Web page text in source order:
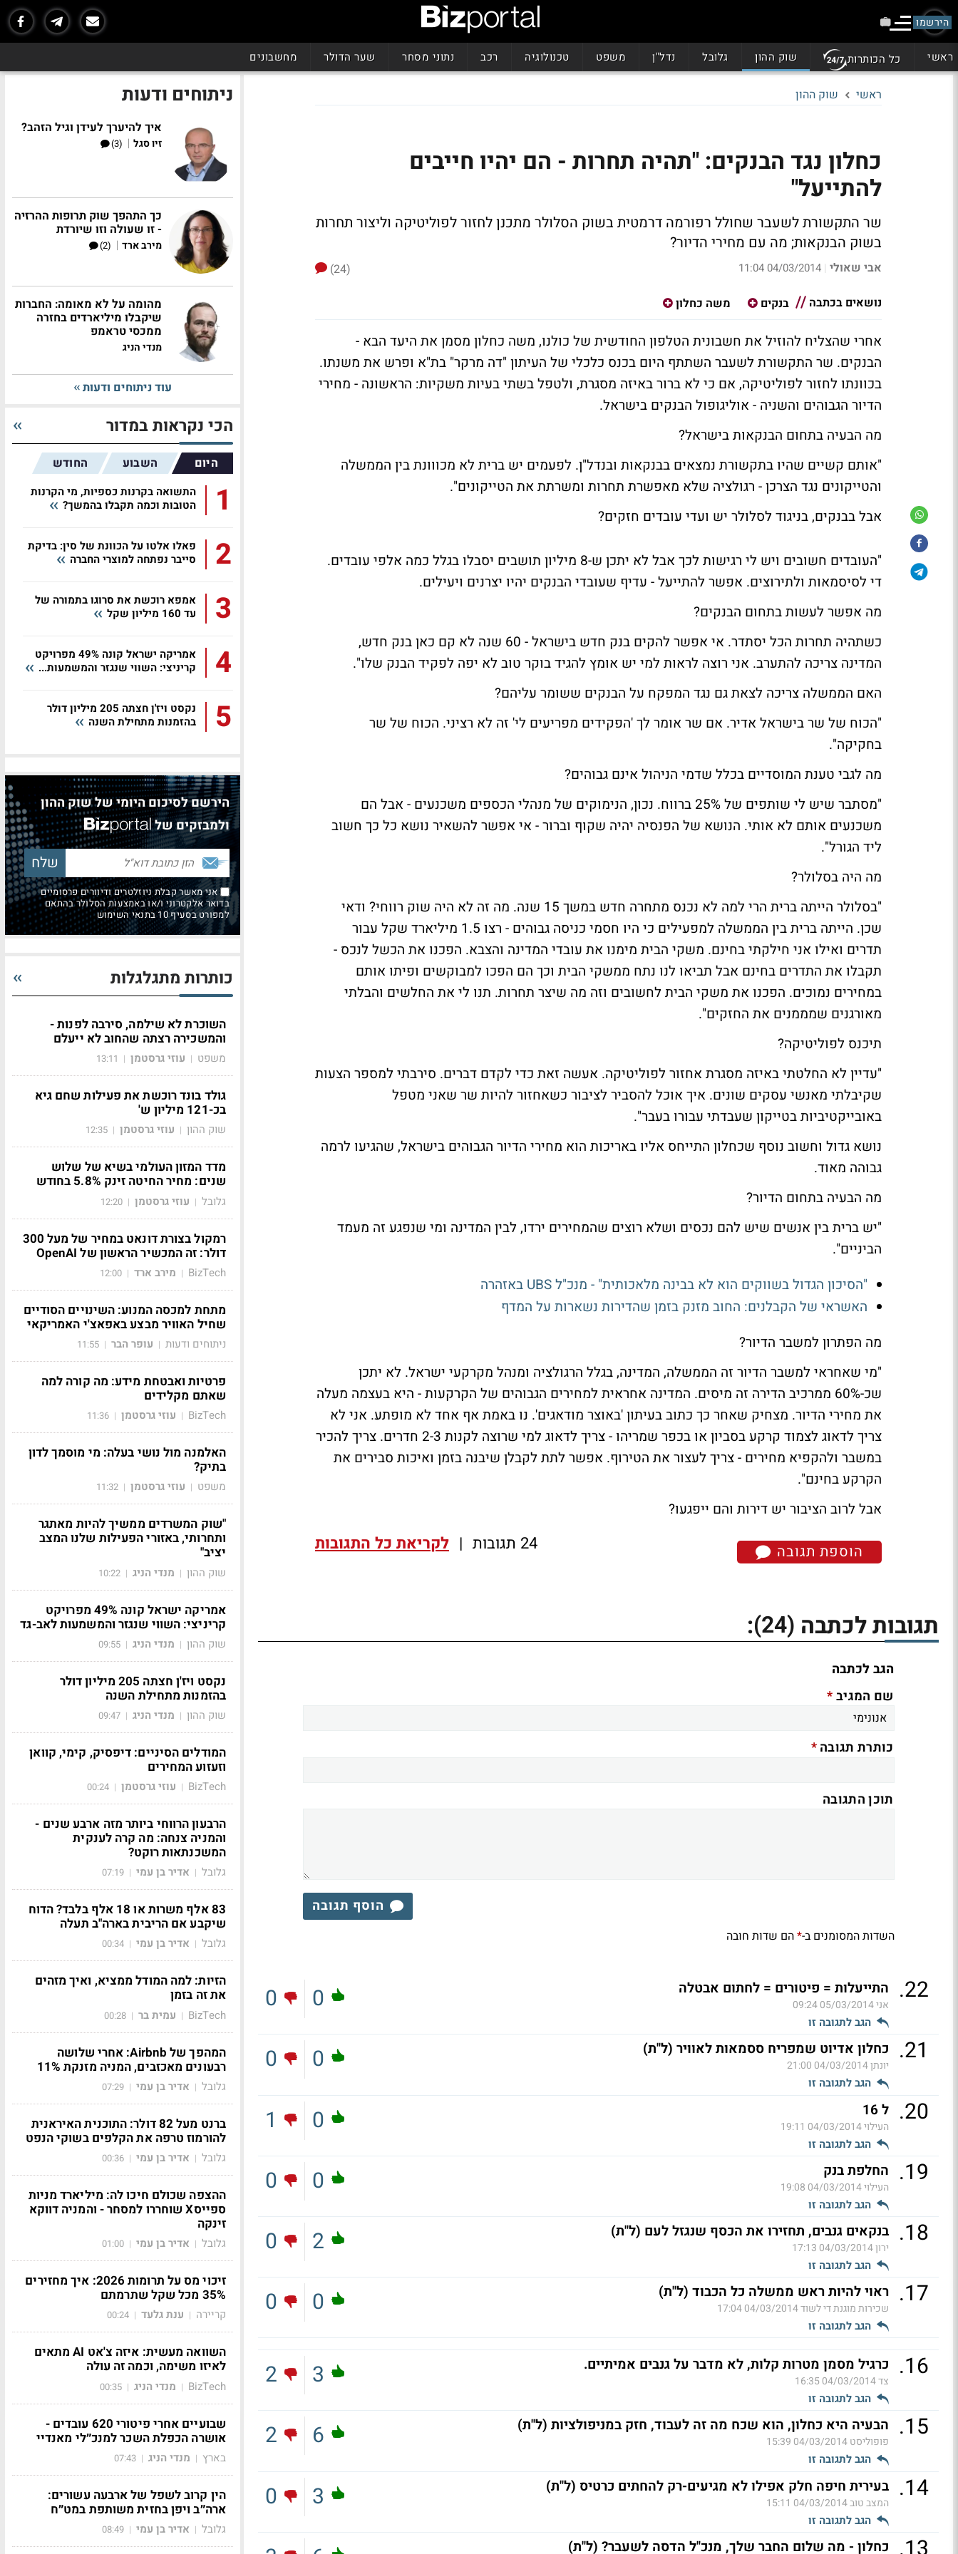
הירשמו
ראשי כל הכותרות שוק ההון גלובל נדל"ן משפט טכנולוגיה רכב נתוני מסחר שער הדולר מחשבונים
ראשי שוק ההון
כחלון נגד הבנקים: "תהיה תחרות - הם יהיו חייבים
להתייעל"
שר התקשורת לשעבר שחולל רפורמה דרמטית בשוק הסלולר מתכנן לחזור לפוליטיקה וליצור תחרות
בשוק הבנקאות; מה עם מחירי הדיור?
אבי שאולי |
04/03/2014 11:04
(24)
נושאים בכתבה
בנקים משה כחלון
אחרי שהצליח להוזיל את חשבונית הטלפון החודשית של כולנו, משה כחלון מסמן את היעד הבא -
הבנקים. שר התקשורת לשעבר השתתף היום בכנס כלכלי של העיתון "דה מרקר" בת"א ופרש את משנתו.
בכוונתו לחזור לפוליטיקה, אם כי לא ברור באיזה מסגרת, ולטפל בשתי בעיות משקיות: הראשונה - מחירי
הדיור הגבוהים והשניה - אוליגופול הבנקים בישראל.
מה הבעיה בתחום הבנקאות בישראל?
"אותם קשיים שהיו בתקשורת נמצאים בבנקאות ובנדל"ן. לפעמים יש ברית לא מכווונת בין הממשלה
והטייקונים נגד הצרכן - רגולציה שלא מאפשרת תחרות ומשרתת את הטייקונים".
אבל בבנקים, בניגוד לסלולר יש ועדי עובדים חזקים?
"העובדים חשובים ויש לי רגישות לכך אבל לא יתכן ש-8 מיליון תושבים יסבלו בגלל כמה אלפי עובדים.
די לסיסמאות ולתירוצים. אפשר להתייעל - עדיף שעובדי הבנקים יהיו יצרנים ויעילים.
מה אפשר לעשות בתחום הבנקים?
כשתהיה תחרות הכל יסתדר. אי אפשר להקים בנק חדש בישראל - 60 שנה לא קם כאן בנק חדש,
המדינה צריכה להתערב. אני רוצה לראות למי יש אומץ להגיד בוקר טוב לא יפה לפקיד הבנק שלו".
האם הממשלה צריכה לצאת גם נגד המפקח על הבנקים ששומר עליהם?
"הכוח של שר בישראל אדיר. אם שר אומר לך 'הפקידים מפריעים לי' זה לא רציני. הכוח של שר
בחקיקה".
מה לגבי טענת המוסדיים בכלל שדמי הניהול אינם גבוהים?
"מסתבר שיש לי שותפים של 25% ברווח. נכון, הנימוקים של מנהלי הכספים משכנעים - אבל הם
משכנעים אותם לא אותי. הנושא של הפנסיה יהיה שקוף וברור - אי אפשר להשאיר נושא כל כך חשוב
ליד הגורל".
מה היה בסלולר?
"בסלולר הייתה ברית הרי למה לא נכנס מתחרה חדש במשך 15 שנה. מה זה לא היה שוק רווחי? ודאי
שכן. הייתה ברית בין הממשלה למפעילים כי היו חסמי כניסה גבוהים - רצו 1.5 מיליארד שקל עבור
תדרים ואילו אני חילקתי בחינם. משקי הבית מימנו את עובדי המדינה והצבא. הפכנו את הכשל לנכס -
תקבלו את התדרים בחינם אבל תביאו לנו נתח ממשקי הבית וכך הם הפכו למבוקשים ופיתו אותם
במחירים נמוכים. הפכנו את משקי הבית לחשובים וזה מה שיצר תחרות. תנו לי את החלשים והבלתי
מאורגנים שמממנים את החזקים".
תיכנס לפוליטיקה?
"עדיין לא החלטתי באיזה מסגרת אחזור לפוליטיקה. אעשה זאת כדי לקדם דברים. סירבתי למספר הצעות
שקיבלתי מאנשי עסקים שונים. איך אוכל להסביר לציבור כשאחזור להיות שר שאני מטפל
באובייקטיביות בטייקון שעבדתי עבורו בעבר".
נושא גדול וחשוב נוסף שכחלון התייחס אליו באריכות הוא מחירי הדיור הגבוהים בישראל, שהגיעו לרמה
גבוהה מאוד.
מה הבעיה בתחום הדיור?
"יש ברית בין אנשים שיש להם נכסים ושלא רוצים שהמחירים ירדו, לבין המדינה ומי שנפגע זה מעמד
הביניים".
"הסיכון הגדול בשווקים הוא לא בבינה מלאכותית" - מנכ"ל UBS באזהרה
האשראי של הקבלנים: החוב מזנק בזמן שהדירות נשארות על המדף
מה הפתרון למשבר הדיור?
"מי שאחראי למשבר הדיור זה הממשלה, המדינה, בגלל הרגולציה ומנהל מקרקעי ישראל. לא יתכן
שכ-60% ממרכיב הדירה זה מיסים. המדינה אחראית למחירים הגבוהים של הקרקעות - היא בעצמה מעלה
את מחירי הדיור. מצחיק שאחר כך כתוב בעיתון 'באוצר מודאגים'. נו באמת אף אחד לא מופתע. אני לא
צריך לדאוג לצמוד קרקע בסביון או בכפר שמריהו - צריך לדאוג למי שרוצה לקנות 2-3 חדרים. צריך להכיר
במשבר ולהקפיא מחירים - צריך לעצור את הטירוף. אפשר לתת לקבלן שיבנה בזמן ואיכות סבירים את
הקרקע בחינם".
אבל לרוב הציבור יש דירות והם ייפגעו?
הוספת תגובה 24 תגובות | לקריאת כל התגובות
תגובות לכתבה (24)
:
הגב לכתבה
שם המגיב*
כותרת תגובה*
תוכן התגובה
הוסף תגובה
השדות המסומנים ב-*הם שדות חובה
22
. התייעלות = פיטורים = לחתום אבטלה
אני05/03/2014 09:24
הגב לתגובה זו
0
0
21
. כחלון אדיוט שמפריח ססמאות לאוויר (ל"ת)
יונתן04/03/2014 21:00
הגב לתגובה זו
0
0
20
. ל 16
העילוי04/03/2014 19:11
הגב לתגובה זו
0
1
19
. החלפת בנק
העילוי04/03/2014 19:08
הגב לתגובה זו
0
0
18
. בנקאים גנבים, תחזירו את הכסף שנגזל לעם (ל"ת)
ירון04/03/2014 17:13
הגב לתגובה זו
2
0
17
. ראוי להיות ראש ממשלה כל הכבוד (ל"ת)
שכירות מוגנת די לשוד04/03/2014 17:04
הגב לתגובה זו
0
0
16
. כרגיל מסמן מטרות קלות, לא מדבר על גנבים אמיתיים.
צד04/03/2014 16:35
הגב לתגובה זו
3
2
15
. הבעיה היא כחלון, הוא שכח מה זה לעבוד, חזק במניפולציות (ל"ת)
פופוליסט04/03/2014 15:39
הגב לתגובה זו
6
2
14
. בעירית חיפה חלק אפילו לא מגיעים-רק להחתים כרטיס (ל"ת)
המצב טוב04/03/2014 15:11
הגב לתגובה זו
3
0
כחלון - מה שלום החבר שלך, מנכ"ל הדסה לשעבר? (ל"ת)
ניתוחים ודעות
איך להיערך לעידן וגיל הזהב?
זיו סגל |
(3)
כך התהפך שוק תרופות ההרזיה
- זו שעולה וזו שיורדת
מירב ארד |
(2)
מהומה על לא מאומה: החברות
שיקבלו מיליארדים בחזרה
ממכסי טראמפ
מנדי הניג
עוד ניתוחים ודעות
הכי נקראות במדור
היום השבוע החודש
1
התשואה בקרנות כספיות, מי הקרנות
הטובות וכמה תקבלו בהמשך?
2
פאלו אלטו על הכוונת של סין: בדיקת
סייבר נפתחה למוצרי החברה
3
אמפא רוכשת את סרוגו בתמורה של
עד 160 מיליון שקל
4
אמריקה ישראל קונה 49% מפרויקט
קריניצי: השווי שנגזר והמשמעות...
5
נקסט ויז'ן חצתה 205 מיליון דולר
בהזמנות מתחילת השנה
הירשם לסיכום היומי של שוק ההון
ולמבזקים של
אני מאשר קבלת ניוזלטרים ודיוורים פרסומיים
בדואר אלקטרוני ו/או באמצעות הסלולר בהתאם
למפורט בסעיף 10 בתנאי השימוש
כותרות מתגלגלות
השוכרת לא שילמה, סירבה לפנות -
והמשכירה רצתה שהחוב לא ייעלם
משפט | עוזי גרסטמן |
13:11
גולד בונד רוכשת את פעילות שחם גיא
בכ-121 מיליון ש'
שוק ההון | עוזי גרסטמן |
12:35
מדד המזון העולמי בשיא של שלוש
שנים: מחיר החיטה זינק 5.8% בחודש
גלובל | עוזי גרסטמן |
12:20
רמקול בצורת דונאט במחיר של מעל 300
דולר: זה המכשיר הראשון של OpenAI
BizTech
| מירב ארד |
12:00
מתחת למכסה המנוע: השינויים הסודיים
שחיל האוויר מבצע באפאצ'י האמריקאי
ניתוחים ודעות | עופר הבר |
11:55
פרטיות ואבטחת מידע: מה קורה למה
שאתם מקלידים
BizTech
| עוזי גרסטמן |
11:36
האלמנה מול נושי בעלה: מי מוסמך לדון
בתיק?
משפט | עוזי גרסטמן |
11:32
"שוק המשרדים ממשיך להיות מאתגר
ותחרותי, באזורי הפעילות שלנו המצב
יציב"
שוק ההון | מנדי הניג |
10:22
אמריקה ישראל קונה 49% מפרויקט
קריניצי: השווי שנגזר והמשמעות לאב-גד
שוק ההון | מנדי הניג |
09:55
נקסט ויז'ן חצתה 205 מיליון דולר
בהזמנות מתחילת השנה
שוק ההון | מנדי הניג |
09:47
המודלים הסיניים: דיפסיק, קימי, קוואן
וזעזוע המחירים
BizTech
| עוזי גרסטמן |
00:24
הרבעון הרווחי ביותר מזה ארבע שנים -
והמניה צנחה: מה קרה לענקית
המשכנתאות רוקט?
גלובל | אדיר בן עמי |
07:19
83 אלף משרות או 18 אלף בלבד? הדוח
שיקבע אם הריבית בארה"ב תעלה
גלובל | אדיר בן עמי |
00:34
הזיות: למה המודל ממציא, ואיך מזהים
את זה בזמן
BizTech
| עמית בר |
00:28
המהפך של Airbnb: אחרי שלושה
רבעונים מאכזבים, המניה מזנקת 11%
גלובל | אדיר בן עמי |
07:29
ברנט מעל 82 דולר: התוכנית האיראנית
להורמוז טרפה את הקלפים בשוקי הנפט
גלובל | אדיר בן עמי |
00:36
ההצפה שכולם חיכו לה: מיליארד מניות
ספייסX שוחררו למסחר - והמניה דווקא
זינקה
גלובל | אדיר בן עמי |
01:00
זיכוי מס על תרומות 2026: איך מחזירים
35% מכל שקל שתרמתם
קריירה | ענת גלעד |
00:24
השוואה מעשית: איזה צ'אט AI מתאים
לאיזו משימה, וכמה זה עולה
BizTech
| מנדי הניג |
00:35
שבועיים אחרי פיטורי 620 עובדים -
אושרה הכפלת השכר למנכ״לי מאנדיי
בארץ | מנדי הניג |
07:43
הין קרוב לשפל של ארבעה עשורים:
ארה״ב ויפן בחזית משותפת במט״ח
גלובל | אדיר בן עמי |
08:49